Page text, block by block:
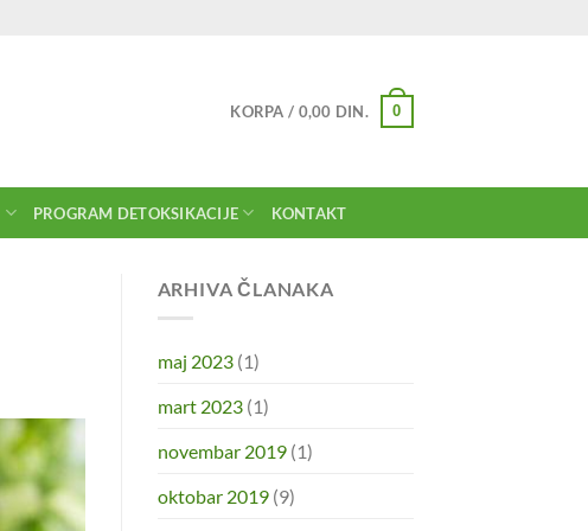
KORPA / 0,00 DIN. 0
PROGRAM DETOKSIKACIJE KONTAKT
ARHIVA ČLANAKA
maj 2023(1)
mart 2023(1)
novembar 2019(1)
oktobar 2019(9)